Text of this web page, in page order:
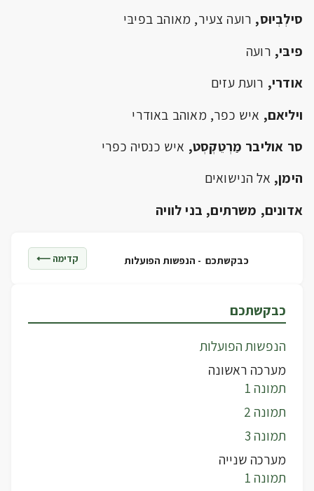
סילְבְיוּס, רועה צעיר, מאוהב בפיבּי
פיבּי, רועה
אודרי, רועת עזים
ויליאם, איש כפר, מאוהב באודרי
סר אוליבר מַרְטֵקְסְט, איש כנסיה כפרי
הימן, אל הנישואים
אדונים, משרתים, בני לוויה
כבקשתכם - הנפשות הפועלות קדימה ⟵
כבקשתכם
הנפשות הפועלות
מערכה ראשונה
תמונה 1
תמונה 2
תמונה 3
מערכה שנייה
תמונה 1